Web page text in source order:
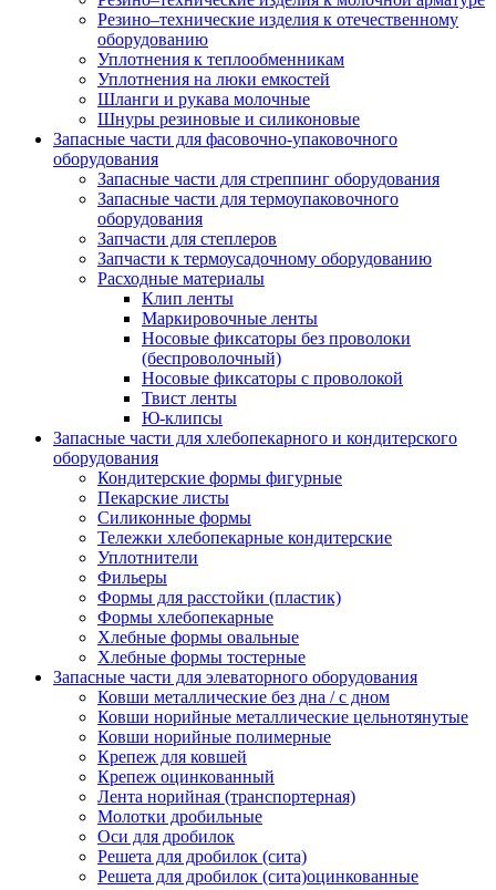
Резино–технические изделия к отечественному
оборудованию
Уплотнения к теплообменникам
Уплотнения на люки емкостей
Шланги и рукава молочные
Шнуры резиновые и силиконовые
Запасные части для фасовочно-упаковочного
оборудования
Запасные части для стреппинг оборудования
Запасные части для термоупаковочного
оборудования
Запчасти для степлеров
Запчасти к термоусадочному оборудованию
Расходные материалы
Клип ленты
Маркировочные ленты
Носовые фиксаторы без проволоки
(беспроволочный)
Носовые фиксаторы с проволокой
Твист ленты
Ю-клипсы
Запасные части для хлебопекарного и кондитерского
оборудования
Кондитерские формы фигурные
Пекарские листы
Силиконные формы
Тележки хлебопекарные кондитерские
Уплотнители
Фильеры
Формы для расстойки (пластик)
Формы хлебопекарные
Хлебные формы овальные
Хлебные формы тостерные
Запасные части для элеваторного оборудования
Ковши металлические без дна / с дном
Ковши норийные металлические цельнотянутые
Ковши норийные полимерные
Крепеж для ковшей
Крепеж оцинкованный
Лента норийная (транспортерная)
Молотки дробильные
Оси для дробилок
Решета для дробилок (сита)
Решета для дробилок (сита)оцинкованные